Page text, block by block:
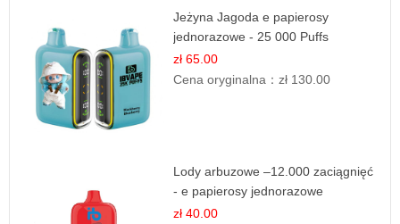
Jeżyna Jagoda e papierosy
jednorazowe - 25 000 Puffs
zł 65.00
Cena oryginalna：zł 130.00
Lody arbuzowe –12.000 zaciągnięć
- e papierosy jednorazowe
zł 40.00